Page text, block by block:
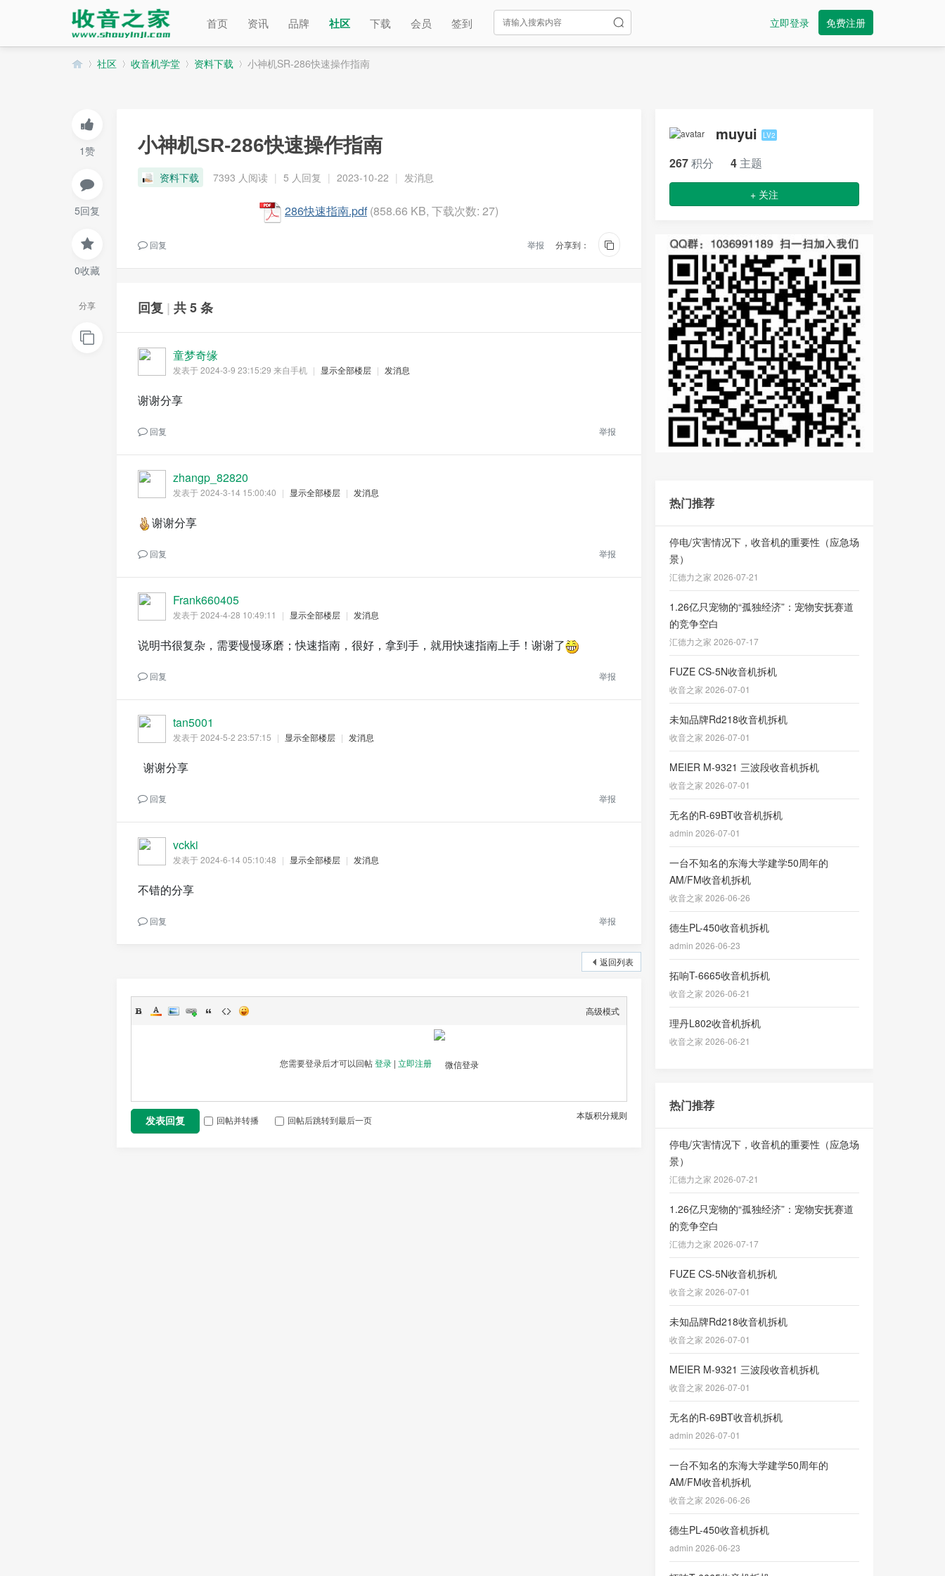
首页 资讯 品牌 社区 下载 会员 签到 立即登录 免费注册
收
音
»
社区 收音机学堂 资料下载 小神机SR-286快速操作指南
1赞
5回复
0收藏
分享
小神机SR-286快速操作指南
资料下载 7393 人阅读 | 5 人回复 | 2023-10-22 | 发消息
286快速指南.pdf (858.66 KB, 下载次数: 27)
分享到：
回复 举报
回复 | 共 5 条
童梦奇缘
发表于 2024-3-9 23:15:29 来自手机 | 显示全部楼层 | 发消息
谢谢分享
回复 举报
zhangp_82820
发表于 2024-3-14 15:00:40 | 显示全部楼层 | 发消息
谢谢分享
回复 举报
Frank660405
发表于 2024-4-28 10:49:11 | 显示全部楼层 | 发消息
说明书很复杂，需要慢慢琢磨；快速指南，很好，拿到手，就用快速指南上手！谢谢了
回复 举报
tan5001
发表于 2024-5-2 23:57:15 | 显示全部楼层 | 发消息
谢谢分享
回复 举报
vckki
发表于 2024-6-14 05:10:48 | 显示全部楼层 | 发消息
不错的分享
回复 举报
返回列表
高级模式
您需要登录后才可以回帖登录| 立即注册
本版积分规则
发表回复 回帖并转播 回帖后跳转到最后一页
muyui LV2
267积分 4 主题
+ 关注
热门推荐
停电/灾害情况下，收音机的重要性（应急场
景）
汇德力之家 2026-07-21
1.26亿只宠物的“孤独经济”：宠物安抚赛道
的竞争空白
汇德力之家 2026-07-17
FUZE CS-5N收音机拆机
收音之家 2026-07-01
未知品牌Rd218收音机拆机
收音之家 2026-07-01
MEIER M-9321 三波段收音机拆机
收音之家 2026-07-01
无名的R-69BT收音机拆机
admin 2026-07-01
一台不知名的东海大学建学50周年的
AM/FM收音机拆机
收音之家 2026-06-26
德生PL-450收音机拆机
admin 2026-06-23
拓响T-6665收音机拆机
收音之家 2026-06-21
理丹L802收音机拆机
收音之家 2026-06-21
热门推荐
停电/灾害情况下，收音机的重要性（应急场
景）
汇德力之家 2026-07-21
1.26亿只宠物的“孤独经济”：宠物安抚赛道
的竞争空白
汇德力之家 2026-07-17
FUZE CS-5N收音机拆机
收音之家 2026-07-01
未知品牌Rd218收音机拆机
收音之家 2026-07-01
MEIER M-9321 三波段收音机拆机
收音之家 2026-07-01
无名的R-69BT收音机拆机
admin 2026-07-01
一台不知名的东海大学建学50周年的
AM/FM收音机拆机
收音之家 2026-06-26
德生PL-450收音机拆机
admin 2026-06-23